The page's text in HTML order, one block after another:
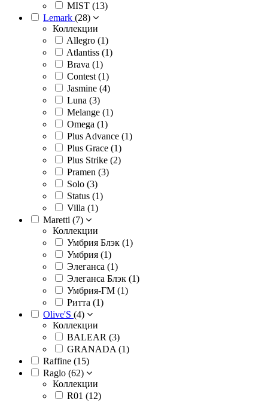
MIST (13)
Lemark (28)
Коллекции
Allegro (1)
Atlantiss (1)
Brava (1)
Contest (1)
Jasmine (4)
Luna (3)
Melange (1)
Omega (1)
Plus Advance (1)
Plus Grace (1)
Plus Strike (2)
Pramen (3)
Solo (3)
Status (1)
Villa (1)
Maretti (7)
Коллекции
Умбрия Блэк (1)
Умбрия (1)
Элеганса (1)
Элеганса Блэк (1)
Умбрия-ГМ (1)
Ритта (1)
Olive'S (4)
Коллекции
BALEAR (3)
GRANADA (1)
Raffine (15)
Raglo (62)
Коллекции
R01 (12)